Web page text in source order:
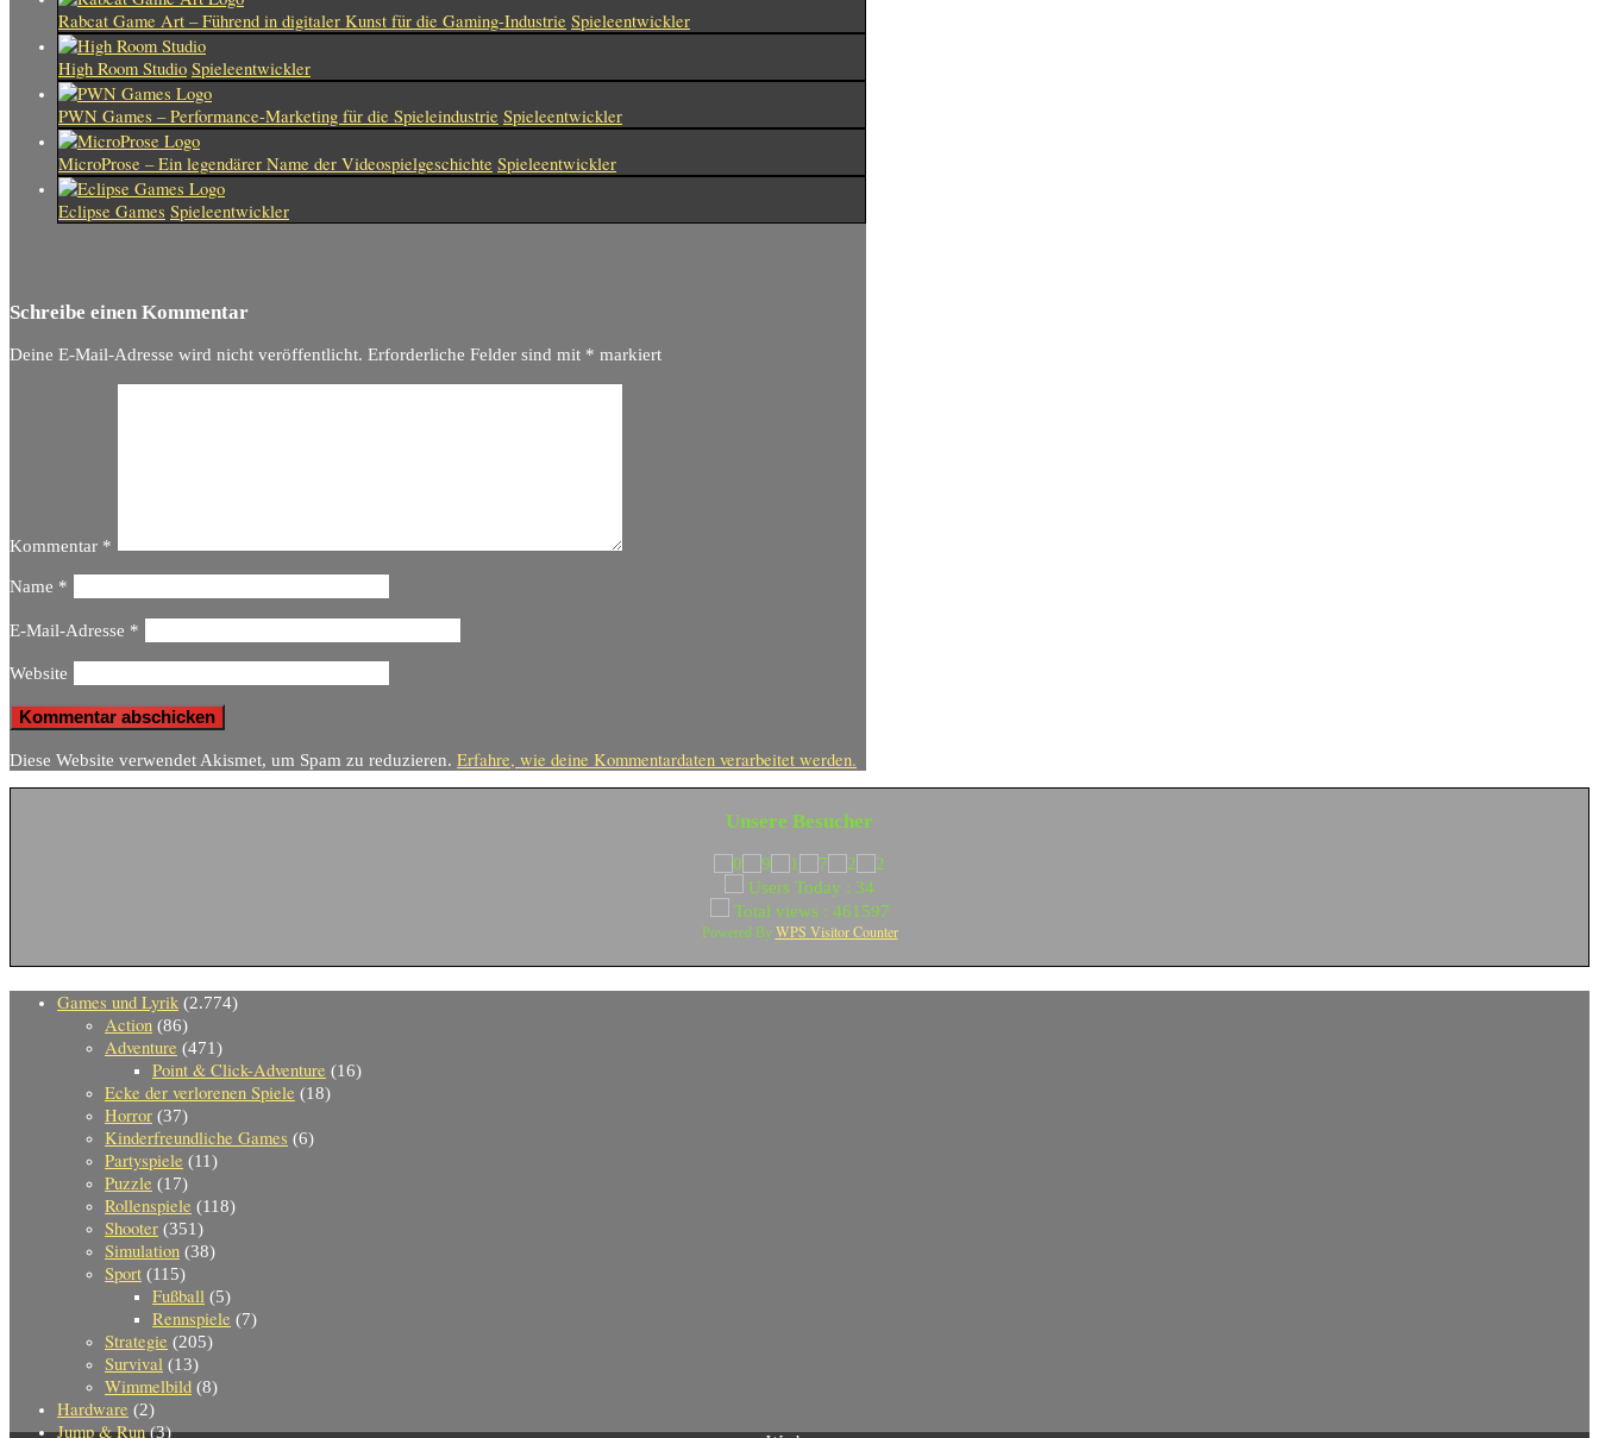
Rabcat Game Art – Führend in digitaler Kunst für die Gaming-Industrie Spieleentwickler
High Room Studio Spieleentwickler
PWN Games – Performance-Marketing für die Spieleindustrie Spieleentwickler
MicroProse – Ein legendärer Name der Videospielgeschichte Spieleentwickler
Eclipse Games Spieleentwickler
Schreibe einen Kommentar
Deine E-Mail-Adresse wird nicht veröffentlicht. Erforderliche Felder sind mit * markiert
Kommentar *
Name *
E-Mail-Adresse *
Website
Diese Website verwendet Akismet, um Spam zu reduzieren. Erfahre, wie deine Kommentardaten verarbeitet werden.
Unsere Besucher
Users Today : 34
Total views : 461597
Powered By WPS Visitor Counter
Games und Lyrik (2.774)
Action (86)
Adventure (471)
Point & Click-Adventure (16)
Ecke der verlorenen Spiele (18)
Horror (37)
Kinderfreundliche Games (6)
Partyspiele (11)
Puzzle (17)
Rollenspiele (118)
Shooter (351)
Simulation (38)
Sport (115)
Fußball (5)
Rennspiele (7)
Strategie (205)
Survival (13)
Wimmelbild (8)
Hardware (2)
Jump & Run(3)